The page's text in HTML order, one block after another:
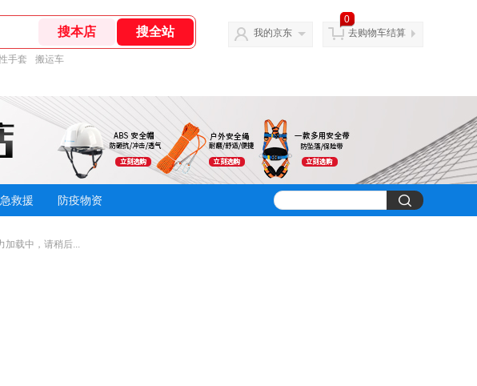
手套 搬运车
我的京东
0
去购物车结算
救援 防疫物资
加载中，请稍后...